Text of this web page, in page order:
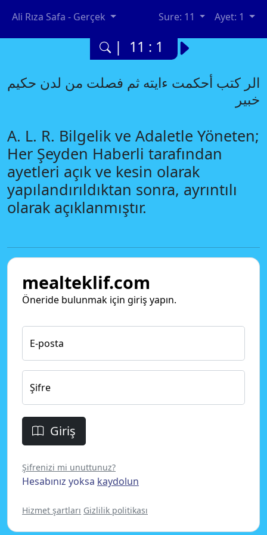
Ali Rıza Safa - Gerçek Sure: 11 Ayet: 1
| 11 : 1
الر كتب أحكمت ءايته ثم فصلت من لدن حكيم
خبير
A. L. R. Bilgelik ve Adaletle Yöneten;
Her Şeyden Haberli tarafından
ayetleri açık ve kesin olarak
yapılandırıldıktan sonra, ayrıntılı
olarak açıklanmıştır.
mealteklif.com
Öneride bulunmak için giriş yapın.
E-posta
Şifre
Giriş
Şifrenizi mi unuttunuz?
Hesabınız yoksa kaydolun
Hizmet şartları Gizlilik politikası